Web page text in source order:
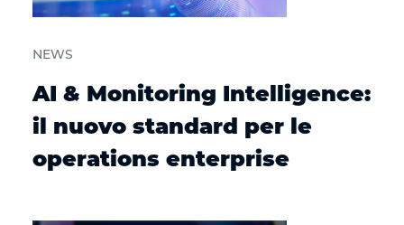
NEWS
AI & Monitoring Intelligence:
il nuovo standard per le
operations enterprise